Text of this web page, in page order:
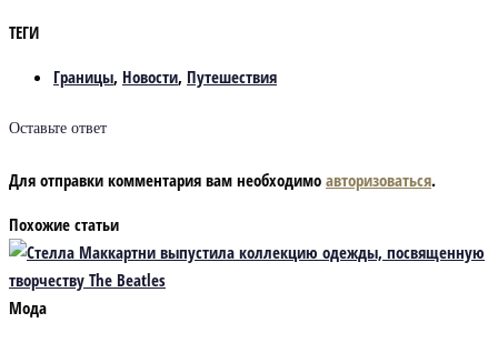
ТЕГИ
Границы, Новости, Путешествия
Оставьте ответ
Для отправки комментария вам необходимо авторизоваться.
Похожие статьи
Мода